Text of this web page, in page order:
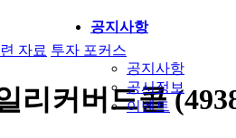
공지사항
공지사항
공시정보
이벤트
자료 투자 포커스
리커버드콜